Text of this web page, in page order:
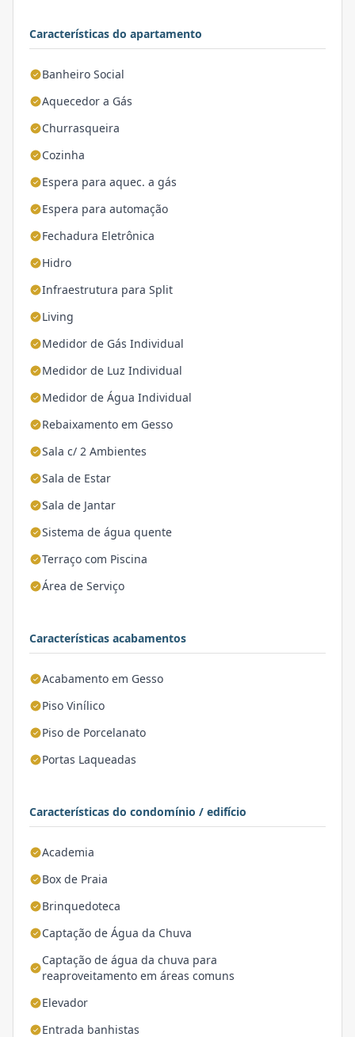
Características do apartamento
Banheiro Social
Aquecedor a Gás
Churrasqueira
Cozinha
Espera para aquec. a gás
Espera para automação
Fechadura Eletrônica
Hidro
Infraestrutura para Split
Living
Medidor de Gás Individual
Medidor de Luz Individual
Medidor de Água Individual
Rebaixamento em Gesso
Sala c/ 2 Ambientes
Sala de Estar
Sala de Jantar
Sistema de água quente
Terraço com Piscina
Área de Serviço
Características acabamentos
Acabamento em Gesso
Piso Vinílico
Piso de Porcelanato
Portas Laqueadas
Características do condomínio / edifício
Academia
Box de Praia
Brinquedoteca
Captação de Água da Chuva
Captação de água da chuva para
reaproveitamento em áreas comuns
Elevador
Entrada banhistas